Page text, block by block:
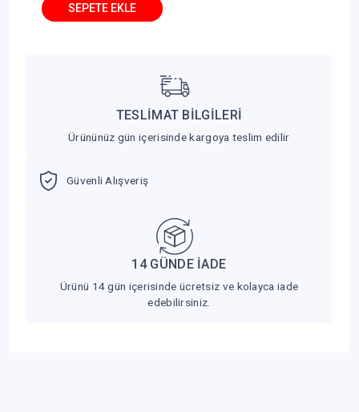
TESLİMAT BİLGİLERİ
Ürününüz gün içerisinde kargoya teslim edilir
Güvenli Alışveriş
14 GÜNDE İADE
Ürünü 14 gün içerisinde ücretsiz ve kolayca iade
edebilirsiniz.